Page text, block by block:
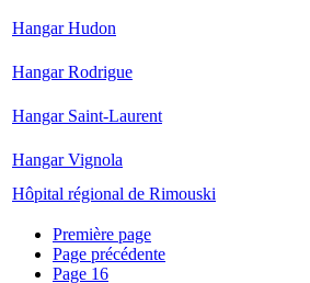
Hangar Hudon
Hangar Rodrigue
Hangar Saint-Laurent
Hangar Vignola
Hôpital régional de Rimouski
Première page
Page précédente
Page 16